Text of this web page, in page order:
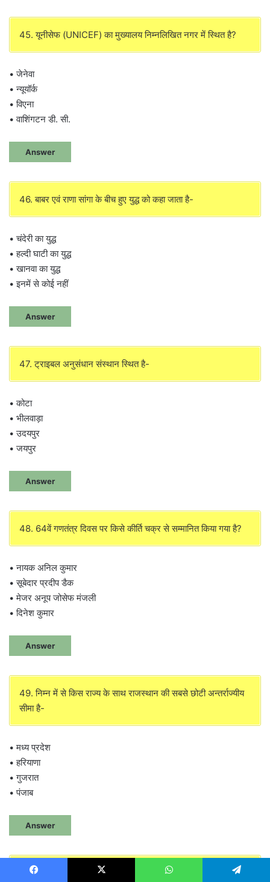
45. यूनीसेफ (UNICEF) का मुख्यालय निम्नलिखित नगर में स्थित है?
• जेनेवा
• न्यूयॉर्क
• विएना
• वाशिंगटन डी. सी.
Answer
46. बाबर एवं राणा सांगा के बीच हुए युद्ध को कहा जाता है-
• चंदेरी का युद्ध
• हल्दी घाटी का युद्ध
• खानवा का युद्ध
• इनमें से कोई नहीं
Answer
47. ट्राइबल अनुसंधान संस्थान स्थित है-
• कोटा
• भीलवाड़ा
• उदयपुर
• जयपुर
Answer
48. 64वें गणतंत्र दिवस पर किसे कीर्ति चक्र से सम्मानित किया गया है?
• नायक अनिल कुमार
• सूबेदार प्रदीप डैक
• मेजर अनूप जोसेफ मंजली
• दिनेश कुमार
Answer
49. निम्न में से किस राज्य के साथ राजस्थान की सबसे छोटी अन्तर्राज्यीय
सीमा है-
• मध्य प्रदेश
• हरियाणा
• गुजरात
• पंजाब
Answer
50. किसके साथ युद्ध के दौरान पृथ्वीराज चौहान के दो वीर ‘आल्हा व् उदल’